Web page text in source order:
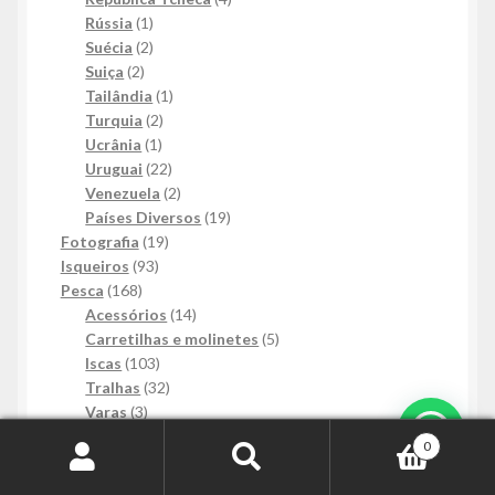
Rússia 11
produto
Suécia 22
Suiça 22
produtos
Tailândia 11
Turquia 22
produtos
Ucrânia 11
produto
Uruguai 2222
produtos
Venezuela 22
produtos
Países Diversos 1919
Fotografia 1919
Isqueiros 9393
Pesca 168168
produtos
Acessórios 1414
produtos
Carretilhas e molinetes 55
Iscas 103103
produtos
Tralhas 3232
Varas 33
Revistas
Pesquisar
Pesquisar
0